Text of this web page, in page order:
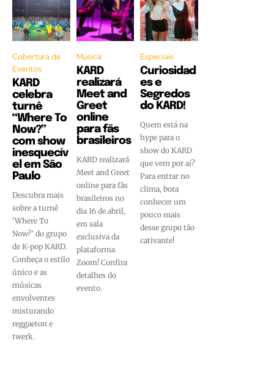
Cobertura de
Eventos
KARD
celebra
turnê
“Where To
Now?”
com show
inesquecív
el em São
Paulo
Descubra mais
sobre a turnê
'Where To
Now?' do grupo
de K-pop KARD.
Conheça o estilo
único e as
músicas
envolventes
misturando
reggaeton e
twerk.
Música
KARD
realizará
Meet and
Greet
online
para fãs
brasileiros
KARD realizará
Meet and Greet
online para fãs
brasileiros no
dia 16 de abril,
em sala
exclusiva da
plataforma
Zoom! Confira
detalhes do
evento.
Especiais
Curiosidad
es e
Segredos
do KARD!
Quem está na
hype para o
show do KARD
que vem por aí?
Para entrar no
clima, bora
conhecer um
pouco mais
desse grupo tão
cativante!